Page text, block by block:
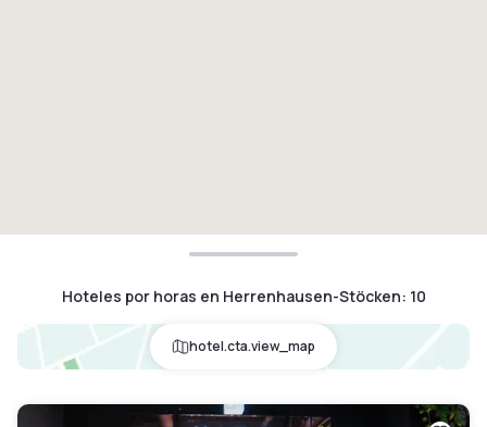
Hoteles por horas en Herrenhausen-Stöcken: 10
hotel.cta.view_map